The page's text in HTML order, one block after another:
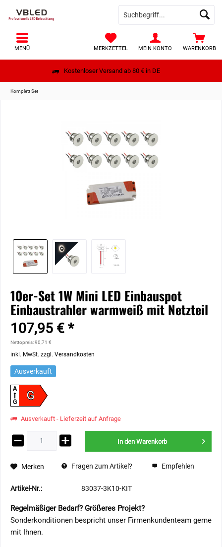
Kostenloser Versand ab 80 € in DE
WARENKORB
MERKZETTEL MEIN KONTO
MENÜ
Komplett Set
10er-Set 1W Mini LED Einbauspot
Einbaustrahler warmweiß mit Netzteil
107,95 € *
Nettopreis: 90,71 €
inkl. MwSt. zzgl. Versandkosten
Ausverkauft
G
A
G
Ausverkauft - Lieferzeit auf Anfrage
In den Warenkorb
Merken Fragen zum Artikel? Empfehlen
Artikel-Nr.: 83037-3K10-KIT
Regelmäßiger Bedarf? Größeres Projekt?
Sonderkonditionen bespricht unser Firmenkundenteam gerne
mit Ihnen.